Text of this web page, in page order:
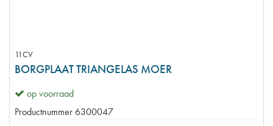
11CV
BORGPLAAT TRIANGELAS MOER
op voorraad
Productnummer 6300047